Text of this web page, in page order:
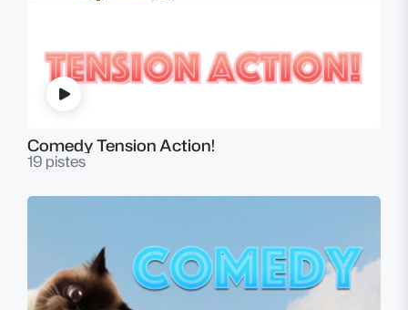
Comedy Tension Action!
19 pistes